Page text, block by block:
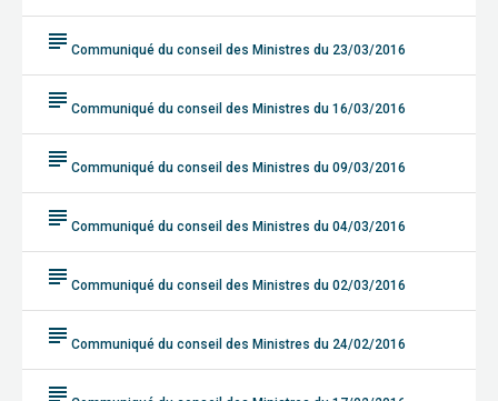
subject Communiqué du conseil des Ministres du 23/03/2016
subject Communiqué du conseil des Ministres du 16/03/2016
subject Communiqué du conseil des Ministres du 09/03/2016
subject Communiqué du conseil des Ministres du 04/03/2016
subject Communiqué du conseil des Ministres du 02/03/2016
subject Communiqué du conseil des Ministres du 24/02/2016
subject